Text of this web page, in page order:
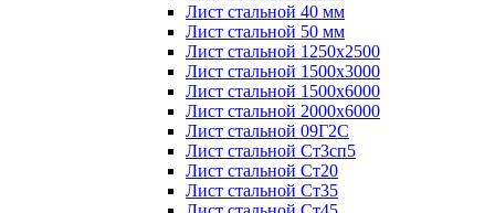
Лист стальной 40 мм
Лист стальной 50 мм
Лист стальной 1250х2500
Лист стальной 1500х3000
Лист стальной 1500х6000
Лист стальной 2000х6000
Лист стальной 09Г2С
Лист стальной Ст3сп5
Лист стальной Ст20
Лист стальной Ст35